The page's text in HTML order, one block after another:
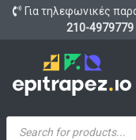
Για τηλεφωνικές
210-4979779
Products
search